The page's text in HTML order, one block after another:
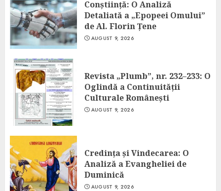
Conștiință: O Analiză
Detaliată a „Epopeei Omului”
de Al. Florin Țene
AUGUST 9, 2026
Revista „Plumb”, nr. 232–233: O
Oglindă a Continuității
Culturale Românești
AUGUST 9, 2026
Credința și Vindecarea: O
Analiză a Evangheliei de
Duminică
AUGUST 9, 2026